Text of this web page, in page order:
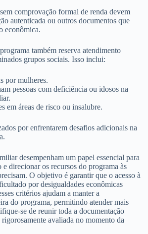
comprovação formal de renda devem
autenticada ou outros documentos que
econômica.
também reserva atendimento
grupos sociais. Isso inclui:
por mulheres.
pessoas com deficiência ou idosos na
em áreas de risco ou insalubre.
por enfrentarem desafios adicionais na
desempenham um papel essencial para
direcionar os recursos do programa às
O objetivo é garantir que o acesso à
por desigualdades econômicas
critérios ajudam a manter a
do programa, permitindo atender mais
se de reunir toda a documentação
rigorosamente avaliada no momento da